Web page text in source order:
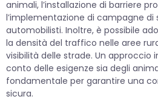
animali, l’installazione di barriere
l’implementazione di campagne di
automobilisti. Inoltre, è possibile
la densità del traffico nelle aree
visibilità delle strade. Un approccio
conto delle esigenze sia degli
fondamentale per garantire una
sicura.